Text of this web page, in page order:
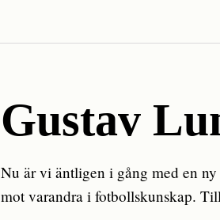
Gustav
Nu är vi äntligen i gång med en
mot varandra i fotbollskunskap.